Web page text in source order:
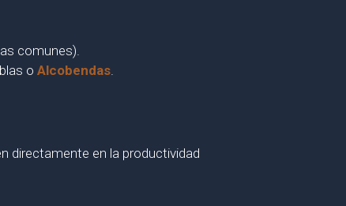
comunes).
oAlcobendas.
directamente en la productividad